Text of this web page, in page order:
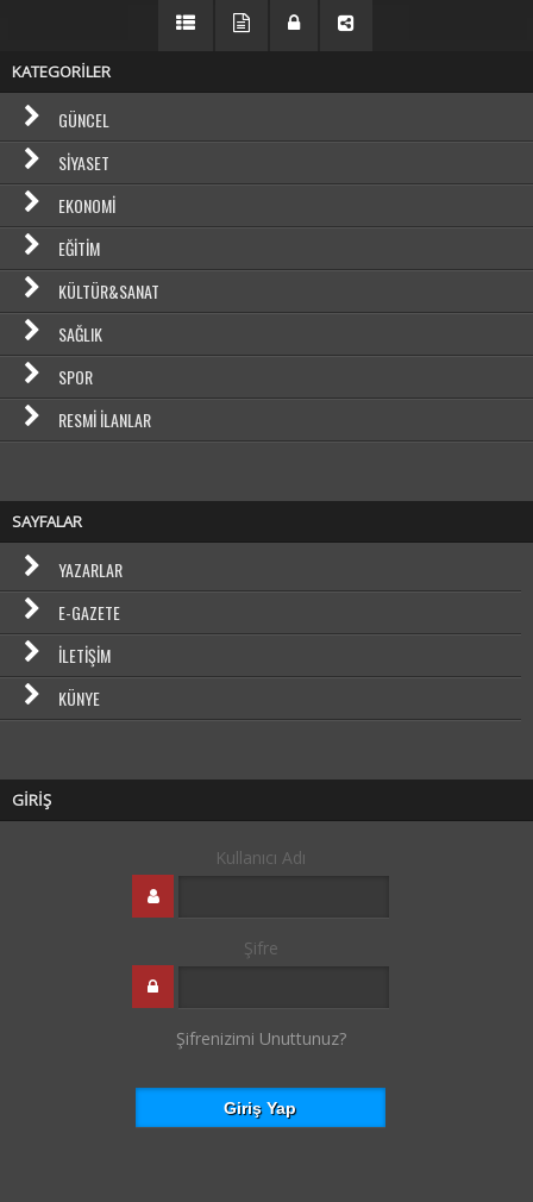
KATEGORİLER
GÜNCEL
SIYASET
EKONOMI
EĞITIM
KÜLTÜR&SANAT
SAĞLIK
SPOR
RESMI İLANLAR
SAYFALAR
YAZARLAR
E-GAZETE
İLETIŞIM
KÜNYE
GİRİŞ
Kullanıcı Adı
Şifre
Şifrenizimi Unuttunuz?